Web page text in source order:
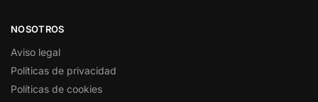
NOSOTROS
Aviso legal
Políticas de privacidad
Políticas de cookies